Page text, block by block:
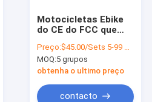
Motocicletas Ebike
do CE do FCC que
do dispositivo 4G
Wifi GPS com
processador central
Preço:$45.00/Sets 5-99 Sets
MOQ:5 grupos
obtenha o ultimo preço
contacto